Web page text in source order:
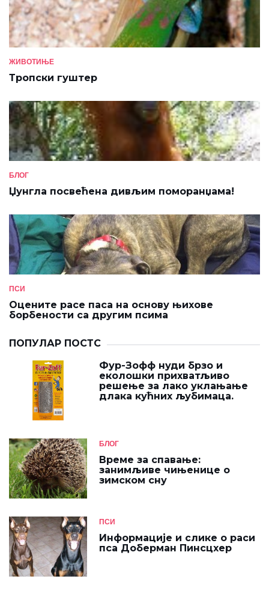
ЖИВОТИЊЕ
Тропски гуштер
БЛОГ
Џунгла посвећена дивљим поморанџама!
ПСИ
Оцените расе паса на основу њихове
борбености са другим псима
ПОПУЛАР ПОСТС
Фур-Зофф нуди брзо и
еколошки прихватљиво
решење за лако уклањање
длака кућних љубимаца.
БЛОГ
Време за спавање:
занимљиве чињенице о
зимском сну
ПСИ
Информације и слике о раси
пса Доберман Пинсцхер